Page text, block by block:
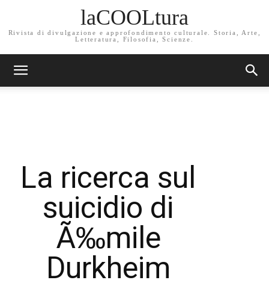
laCOOLtura
Rivista di divulgazione e approfondimento culturale. Storia, Arte,
Letteratura, Filosofia, Scienze.
La ricerca sul
suicidio di
Ã‰mile
Durkheim